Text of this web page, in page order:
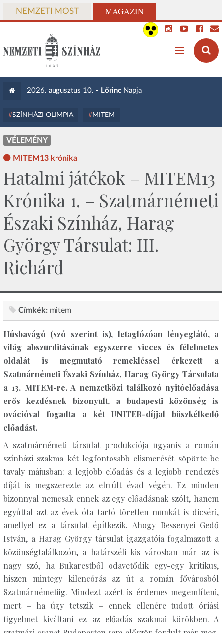
NEMZETI MOST MAGAZIN
2026. augusztus 10. - LőrincNapja
SZÍNHÁZI OLIMPIA MITEM
VÉLEMÉNY
MITEM13 krónika
Hatalmi játékok – MITEM13
Krónika 1. – Szatmárnémeti
Északi Színház, Harag
György Társulat: III.
Richárd
Címkék: mitem
Húsbavágó (szó szerint is), letaglózóan lényeglátó, a
világ abszurditásának egyszerre vicces és félelmetes
oldalát is megmutató remekléssel érkezett a
Szatmárnémeti Északi Színház, Harag György Társulata
a 13. MITEM-re. A nemzetközi találkozó nyitóelőadása
erős kezdésnek bizonyult, a budapesti közönség is
ovációval fogadta a két UNITER-díjjal büszkélkedő
előadást.
A szatmárnémeti társulat produkciója ugyanis a román
színházi szakma két legfontosabb elismerését söpörte be
tavaly májusban: a legjobb előadás és a legjobb rendezés
díját is megszerezte az elmúlt évad végén. Ez minden
bizonnyal nemcsak ennek az egy előadásnak szólt, hanem
egyúttal azt az évek óta tartó töretlen munkát is dicséri,
amellyel ez a társulat építkezik. Ahogy Bessenyei Gedő
István, a Harag György társulat igazgatója fogalmazott a
közönségtalálkozón, a határszéli kis városban már az is
nagy szó, ha Bukarestből odavetődik egy-egy kritikus,
hiszen mintegy kilencórás az út a román fővárosból
Szatmárnémetiig. Mindezt azért is érdemes megemlíteni,
mert – ha úgy tetszik – ennek ellenére tudott óriási
figyelmet kiváltani ez az előadás szakmai körökben. A